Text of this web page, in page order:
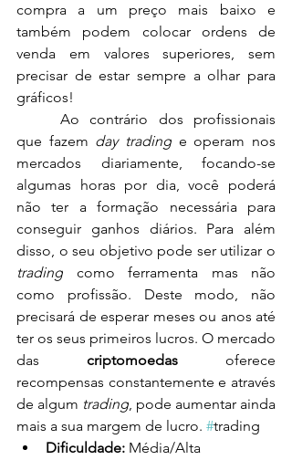
compra a um preço mais baixo e
também podem colocar ordens de
venda em valores superiores, sem
precisar de estar sempre a olhar para
gráficos!
Ao contrário dos profissionais
que fazem day trading e operam nos
mercados diariamente, focando-se
algumas horas por dia, você poderá
não ter a formação necessária para
conseguir ganhos diários. Para além
trading como ferramenta mas não
como profissão. Deste modo, não
precisará de esperar meses ou anos até
ter os seus primeiros lucros. O mercado
das criptomoedas oferece
recompensas constantemente e através
de algum trading, pode aumentar ainda
mais a sua margem de lucro. #trading
Dificuldade: Média/Alta